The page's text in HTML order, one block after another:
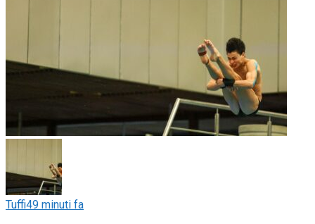
Tuffi49 minuti fa